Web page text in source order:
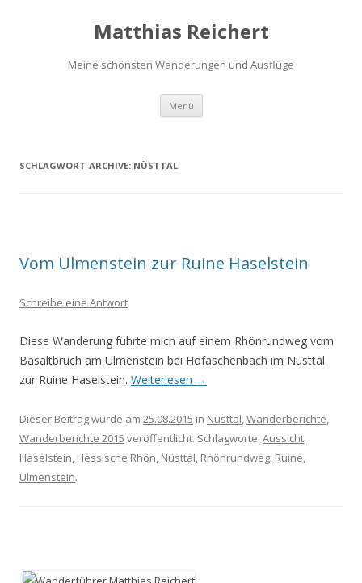
Matthias Reichert
Meine schönsten Wanderungen und Ausflüge
Menü Zum
springen
SCHLAGWORT-ARCHIVE: NÜSTTAL
Vom Ulmenstein zur Ruine Haselstein
Schreibe eine Antwort
Diese Wanderung führte mich auf einem Rhönrundweg vom
Basaltbruch am Ulmenstein bei Hofaschenbach im Nüsttal
zur Ruine Haselstein. Weiterlesen →
Dieser Beitrag wurde am 25.08.2015 in Nüsttal,Wanderberichte,
Wanderberichte 2015 veröffentlicht. Schlagworte: Aussicht,
Haselstein, Hessische Rhön, Nüsttal, Rhönrundweg, Ruine,
Ulmenstein.